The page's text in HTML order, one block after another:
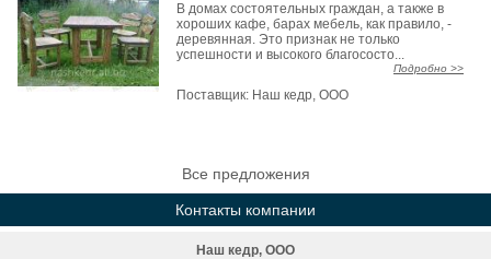
В домах состоятельных граждан, а также в
хороших кафе, барах мебель, как правило, -
деревянная. Это признак не только
успешности и высокого благососто...
Подробно >>
Поставщик: Наш кедр, ООО
Все предложения
Контакты компании
Наш кедр, ООО